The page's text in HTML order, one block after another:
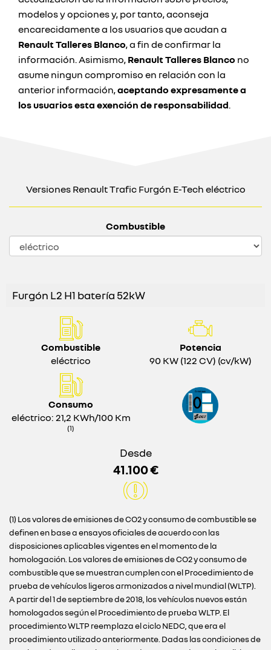
modelos y opciones y, por tanto, aconseja
encarecidamente a los usuarios que acudan a
Renault Talleres Blanco, a fin de confirmar la
información. Asimismo, Renault Talleres Blanco no
asume ningun compromiso en relación con la
anterior información,aceptando expresamente a
los usuarios esta exención de responsabilidad.
Versiones Renault Trafic Furgón E-Tech eléctrico
Combustible
Furgón L2 H1 batería 52kW
Combustible
eléctrico
Potencia
90 KW (122 CV) (cv/kW)
Consumo
eléctrico: 21,2 KWh/100 Km
(1)
Desde
41.100 €
(1) Los valores de emisiones de CO2 y consumo de combustible se
definen en base a ensayos oficiales de acuerdo con las
disposiciones aplicables vigentes en el momento de la
homologación. Los valores de emisiones de CO2 y consumo de
combustible que se muestran cumplen con el Procedimiento de
prueba de vehículos ligeros armonizados a nivel mundial (WLTP).
A partir del 1 de septiembre de 2018, los vehículos nuevos están
homologados según el Procedimiento de prueba WLTP. El
procedimiento WLTP reemplaza el ciclo NEDC, que era el
procedimiento utilizado anteriormente. Dadas las condiciones de